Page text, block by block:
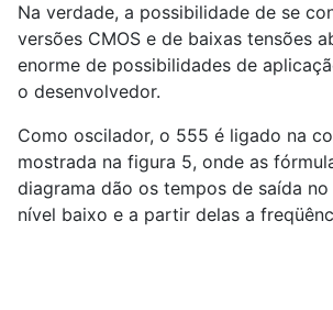
Na verdade, a possibilidade de se
versões CMOS e de baixas tensões
enorme de possibilidades de
o desenvolvedor.
Como oscilador, o 555 é ligado na
mostrada na figura 5, onde as
diagrama dão os tempos de saída
nível baixo e a partir delas a